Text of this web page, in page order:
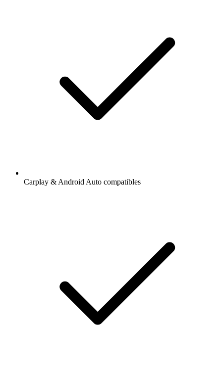
Carplay & Android Auto compatibles